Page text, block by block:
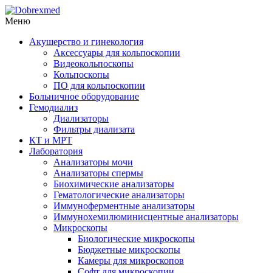
Меню
Акушерство и гинекология
Аксессуары для кольпоскопии
Видеокольпоскопы
Кольпоскопы
ПО для кольпоскопии
Больничное оборудование
Гемодиализ
Диализаторы
Фильтры диализата
КТ и МРТ
Лаборатория
Анализаторы мочи
Анализаторы спермы
Биохимические анализаторы
Гематологические анализаторы
Иммуноферментные анализаторы
Иммунохемилюминисцентные анализаторы
Микроскопы
Биологические микроскопы
Бюджетные микроскопы
Камеры для микроскопов